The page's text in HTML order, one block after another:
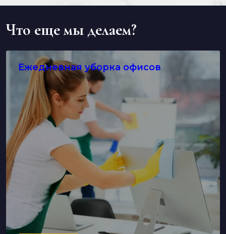
Что еще мы делаем?
Ежедневная уборка офисов